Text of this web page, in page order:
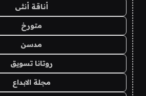
أناقة أنثى
متورخ
مدسن
روتانا تسويق
مجلة الابداع